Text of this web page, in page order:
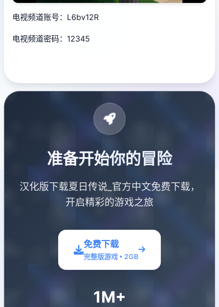
电视频道账号：L6bv12R
电视频道密码：12345
准备开始你的冒险
汉化版下载夏日传说_官方中文免费下载，
开启精彩的游戏之旅
免费下载
完整版游戏 • 2GB
1M+